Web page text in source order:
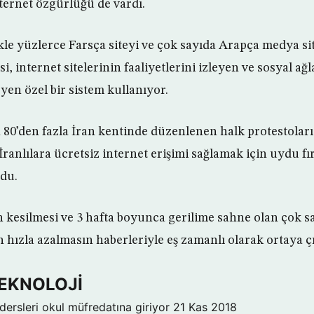
özgürlüğü de vardı.
yüzlerce Farsça siteyi ve çok sayıda Arapça medya
internet sitelerinin faaliyetlerini izleyen ve sosyal
özel bir sistem kullanıyor.
80’den fazla İran kentinde düzenlenen halk protestoları
ücretsiz internet erişimi sağlamak için uydu
ve 3 hafta boyunca gerilime sahne olan çok
azalmasın haberleriyle eş zamanlı olarak ortaya
dersleri okul müfredatına giriyor 21 Kas 2018